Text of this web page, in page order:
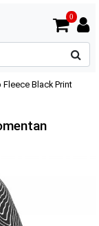
0
Black Print